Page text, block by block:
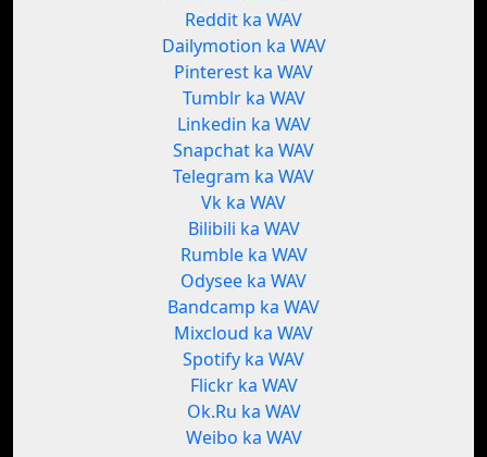
Reddit ka WAV
Dailymotion ka WAV
Pinterest ka WAV
Tumblr ka WAV
Linkedin ka WAV
Snapchat ka WAV
Telegram ka WAV
Vk ka WAV
Bilibili ka WAV
Rumble ka WAV
Odysee ka WAV
Bandcamp ka WAV
Mixcloud ka WAV
Spotify ka WAV
Flickr ka WAV
Ok.Ru ka WAV
Weibo ka WAV